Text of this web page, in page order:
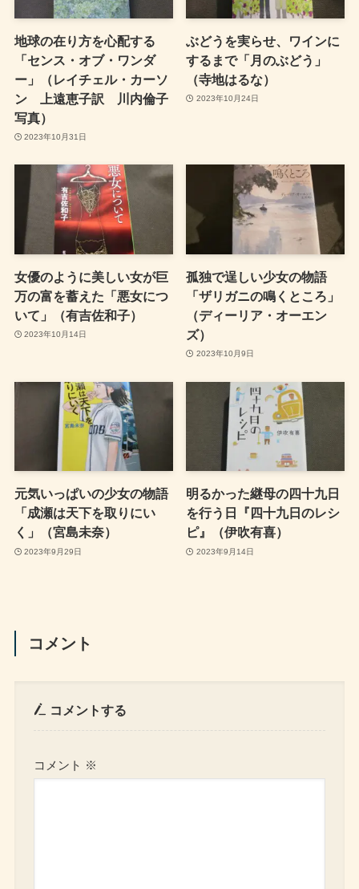
地球の在り方を心配する
「センス・オブ・ワンダ
ー」（レイチェル・カーソ
ン 上遠恵子訳 川内倫子
写真）
2023年10月31日
ぶどうを実らせ、ワインに
するまで「月のぶどう」
（寺地はるな）
2023年10月24日
女優のように美しい女が巨
万の富を蓄えた「悪女につ
いて」（有吉佐和子）
2023年10月14日
孤独で逞しい少女の物語
「ザリガニの鳴くところ」
（ディーリア・オーエン
ズ）
2023年10月9日
元気いっぱいの少女の物語
「成瀬は天下を取りにい
く」（宮島未奈）
2023年9月29日
明るかった継母の四十九日
を行う日『四十九日のレシ
ピ』（伊吹有喜）
2023年9月14日
コメント
コメントする
コメント ※